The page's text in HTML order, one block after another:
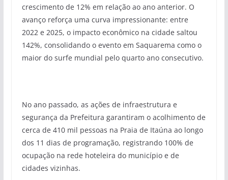
crescimento de 12% em relação ao ano anterior. O
avanço reforça uma curva impressionante: entre
2022 e 2025, o impacto econômico na cidade saltou
142%, consolidando o evento em Saquarema como o
maior do surfe mundial pelo quarto ano consecutivo.
No ano passado, as ações de infraestrutura e
segurança da Prefeitura garantiram o acolhimento de
cerca de 410 mil pessoas na Praia de Itaúna ao longo
dos 11 dias de programação, registrando 100% de
ocupação na rede hoteleira do município e de
cidades vizinhas.